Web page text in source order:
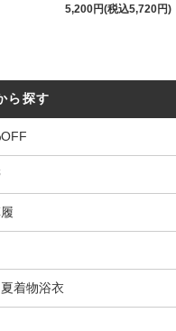
5,200円(税込5,720円)
ら探す
着物浴衣